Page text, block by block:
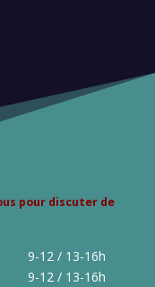
pour discuter de
9-12 / 13-16h
9-12 / 13-16h